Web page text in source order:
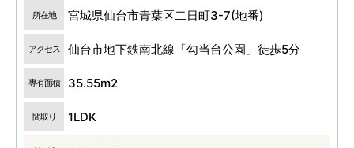
所在地 宮城県仙台市青葉区二日町3-7(地番)
アクセス 仙台市地下鉄南北線「勾当台公園」徒歩5分
専有面積 35.55m2
間取り 1LDK